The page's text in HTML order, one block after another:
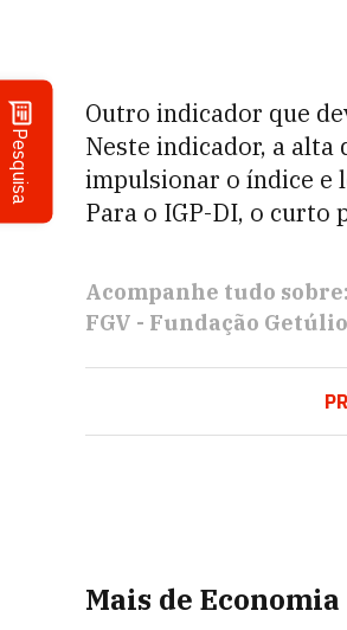
Pesquisa
Outro indicador que
Neste indicador, a
impulsionar o índice e
Para o IGP-DI, o curto
Acompanhe tudo sobre:
FGV - Fundação
Mais de Economia